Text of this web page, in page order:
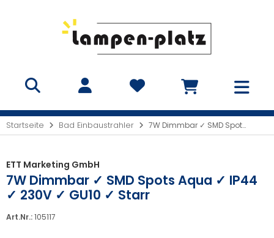
Startseite Bad Einbaustrahler 7W Dimmbar ✓ SMD Spots Aqua ✓ IP44 ✓ 230V ✓ GU10 ✓ Starr
ETT Marketing GmbH
7W Dimmbar ✓ SMD Spots Aqua ✓ IP44
✓ 230V ✓ GU10 ✓ Starr
Art.Nr.:105117